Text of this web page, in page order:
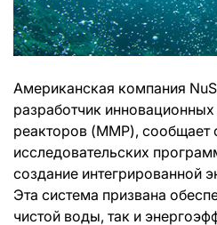
Американская компания
разработчик
реакторов (ММР), сообщает
исследовательских
создание интегрированной
Эта система призвана
чистой воды, так и